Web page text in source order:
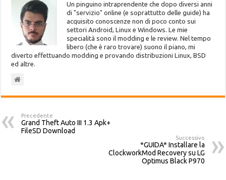
Un pinguino intraprendente che dopo diversi anni
di "servizio" online (e soprattutto delle guide) ha
acquisito conoscenze non di poco conto sui
settori Android, Linux e Windows. Le mie
specialità sono il modding e le review. Nel tempo
libero (che è raro trovare) suono il piano, mi
diverto effettuando modding e provando distribuzioni Linux, BSD
ed altre.
Precedente
Grand Theft Auto III 1.3 Apk+
FileSD Download
Successivo
*GUIDA* Installare la
ClockworkMod Recovery su LG
Optimus Black P970